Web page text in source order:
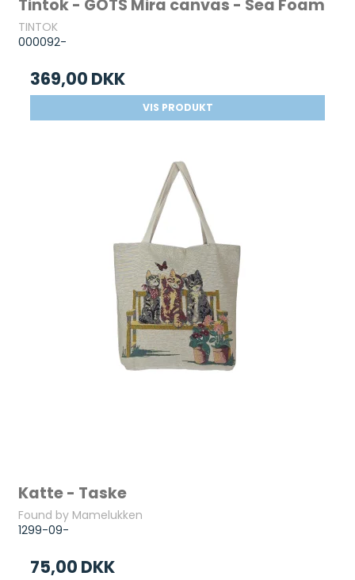
Tintok - GOTS Mira canvas - Sea Foam
TINTOK
000092-
369,00 DKK
VIS PRODUKT
Katte - Taske
Found by Mamelukken
1299-09-
75,00 DKK